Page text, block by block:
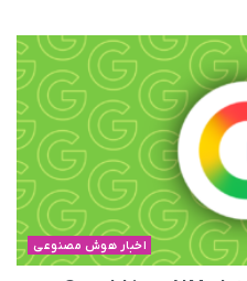
اخبار هوش مصنوعی